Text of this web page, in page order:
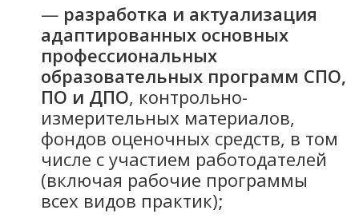
— разработка и актуализация
адаптированных основных
профессиональных
образовательных программ СПО,
ПО и ДПО, контрольно-
измерительных материалов,
фондов оценочных средств, в том
числе с участием работодателей
(включая рабочие программы
всех видов практик);